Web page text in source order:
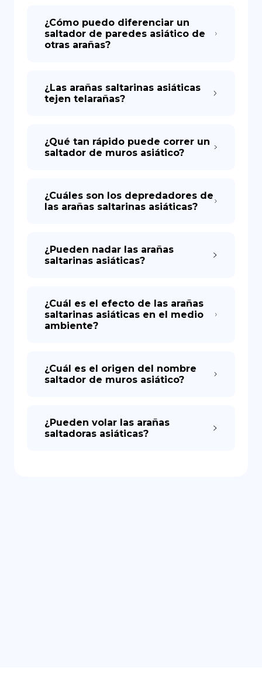
¿Cómo puedo diferenciar un
saltador de paredes asiático de
otras arañas?
¿Las arañas saltarinas asiáticas
tejen telarañas?
¿Qué tan rápido puede correr un
saltador de muros asiático?
¿Cuáles son los depredadores de
las arañas saltarinas asiáticas?
¿Pueden nadar las arañas
saltarinas asiáticas?
¿Cuál es el efecto de las arañas
saltarinas asiáticas en el medio
ambiente?
¿Cuál es el origen del nombre
saltador de muros asiático?
¿Pueden volar las arañas
saltadoras asiáticas?